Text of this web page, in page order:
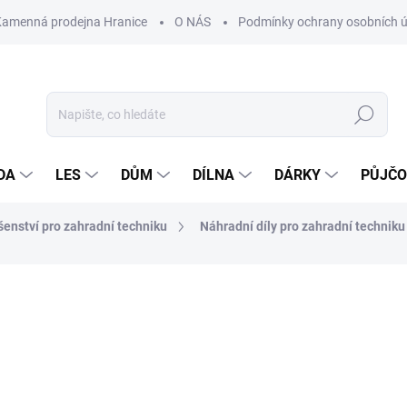
prodejna Hranice O NÁS Podmínky ochrany osobních
Hledat
LES DŮM DÍLNA DÁRKY
pro zahradní techniku Náhradní díly pro zahradní techniku